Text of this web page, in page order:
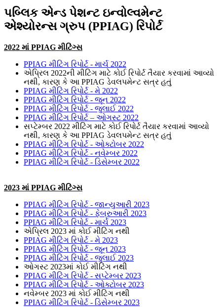
પબ્લિક એન્ડ પેશન્ટ ઇન્વોલ્વમેન્ટ
એશ્યોરન્સ ગ્રુપ (PPIAG) રિપોર્ટ
2022 માં PPIAG મીટિંગ્સ
PPIAG મીટિંગ રિપોર્ટ - માર્ચ 2022
એપ્રિલ 2022ની મીટિંગ માટે કોઈ રિપોર્ટ તૈયાર કરવામાં આવ્યો
નથી, કારણ કે આ PPIAG ડેવલપમેન્ટ સત્ર હતું
PPIAG મીટિંગ રિપોર્ટ - મે 2022
PPIAG મીટિંગ રિપોર્ટ - જૂન 2022
PPIAG મીટિંગ રિપોર્ટ - જુલાઈ 2022
PPIAG મીટિંગ રિપોર્ટ – ઓગસ્ટ 2022
સપ્ટેમ્બર 2022 મીટિંગ માટે કોઈ રિપોર્ટ તૈયાર કરવામાં આવ્યો
નથી, કારણ કે આ PPIAG ડેવલપમેન્ટ સત્ર હતું
PPIAG મીટિંગ રિપોર્ટ - ઓક્ટોબર 2022
PPIAG મીટિંગ રિપોર્ટ - નવેમ્બર 2022
PPIAG મીટિંગ રિપોર્ટ - ડિસેમ્બર 2022
2023 માં PPIAG મીટિંગ્સ
PPIAG મીટિંગ રિપોર્ટ - જાન્યુઆરી 2023
PPIAG મીટિંગ રિપોર્ટ - ફેબ્રુઆરી 2023
PPIAG મીટિંગ રિપોર્ટ - માર્ચ 2023
એપ્રિલ 2023 માં કોઈ મીટિંગ નથી
PPIAG મીટિંગ રિપોર્ટ - મે 2023
PPIAG મીટિંગ રિપોર્ટ - જૂન 2023
PPIAG મીટિંગ રિપોર્ટ - જુલાઈ 2023
ઓગસ્ટ 2023માં કોઈ મીટિંગ નથી
PPIAG મીટિંગ રિપોર્ટ - સપ્ટેમ્બર 2023
PPIAG મીટિંગ રિપોર્ટ - ઓક્ટોબર 2023
નવેમ્બર 2023 માં કોઈ મીટિંગ નથી
PPIAG મીટિંગ રિપોર્ટ - ડિસેમ્બર 2023